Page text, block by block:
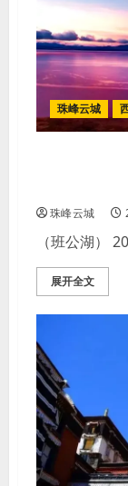
珠峰云城
珠峰云城
（班公湖）
展开全文